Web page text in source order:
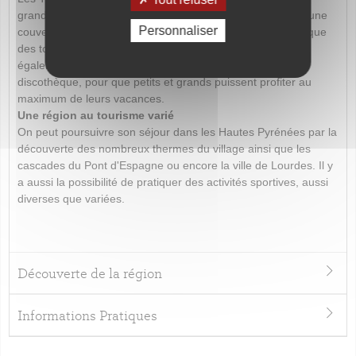
grande qualité composé de trois piscines chauffées (dont une
couverte), de plusieurs systèmes de balnéothérapie ainsi que
des toboggans de trente mètres. Le camping dispose
également d’un boulodrome, d’un restaurant et d’une
discothèque, pour que petits et grands puissent profiter au
maximum de leurs vacances.
Une région au tourisme varié
On peut poursuivre son séjour dans les Hautes Pyrénées par la
découverte des nombreux thermes du village ainsi que les
cascades du Pont d'Espagne ou encore la ville de Lourdes. Il y
a aussi la possibilité de pratiquer des activités sportives, aussi
diverses que variées.
Découverte de la région
Informations Pratiques
Personnaliser